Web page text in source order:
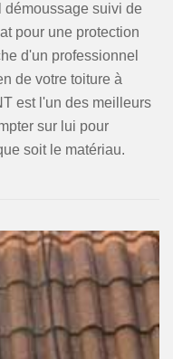
démoussage suivi de
pour une protection
d'un professionnel
de votre toiture à
est l'un des meilleurs
sur lui pour
soit le matériau.